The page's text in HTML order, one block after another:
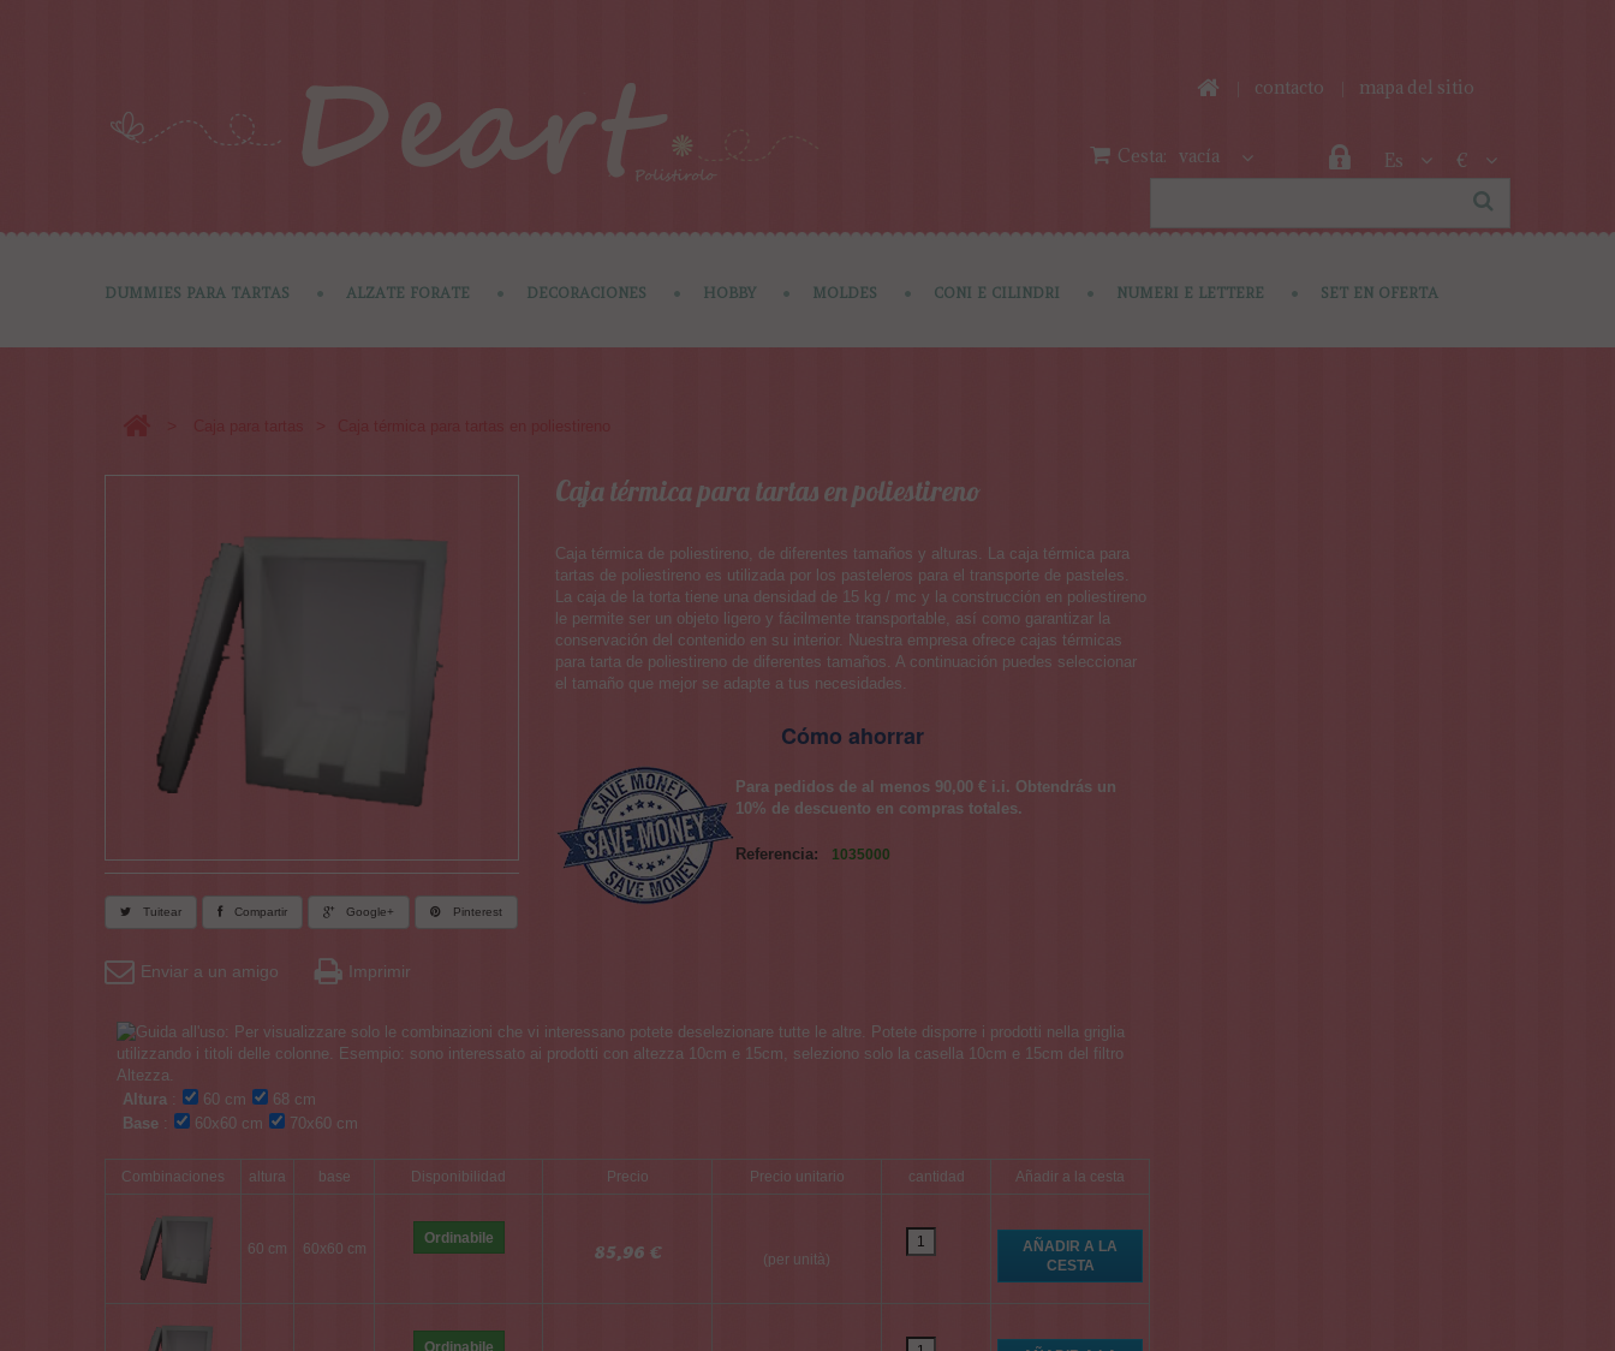
Es €
contacto mapa del sitio
Cesta: vacía
DUMMIES PARA TARTAS ALZATE FORATE DECORACIONES HOBBY MOLDES CONI E CILINDRI NUMERI E LETTERE SET EN OFERTA
Tuitear Compartir Google+ Pinterest
Enviar a un amigo Imprimir
Caja térmica para tartas en poliestireno
Caja térmica de poliestireno, de diferentes tamaños y alturas. La caja térmica para
tartas de poliestireno es utilizada por los pasteleros para el transporte de pasteles.
La caja de la torta tiene una densidad de 15 kg / mc y la construcción en poliestireno
le permite ser un objeto ligero y fácilmente transportable, así como garantizar la
conservación del contenido en su interior. Nuestra empresa ofrece cajas térmicas
para tarta de poliestireno de diferentes tamaños. A continuación puedes seleccionar
el tamaño que mejor se adapte a tus necesidades.
Cómo ahorrar
Para pedidos de al menos 90,00 € i.i. Obtendrás un
10% de descuento en compras totales.
Referencia: 1035000
Altura : 60 cm
68 cm
Base : 60x60 cm 70x60 cm
Combinaciones altura base Disponibilidad Precio Precio unitario cantidad Añadir a la cesta
60 cm 60x60 cm
Ordinabile
85,96 € (per unità)
Ordinabile